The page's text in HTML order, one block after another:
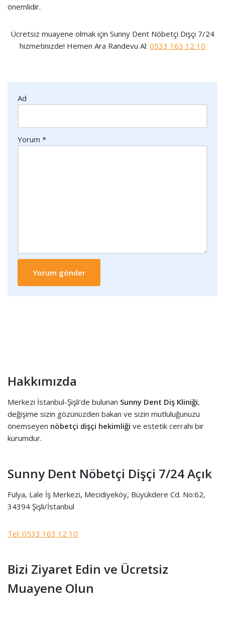
önemlidir.
Ücretsiz muayene olmak için Sunny Dent Nöbetçi Dişçi 7/24
hizmetinizde! Hemen Ara Randevu Al: 0533 163 12 10
Ad
Yorum *
Hakkımızda
Merkezi İstanbul-Şişli’de bulunan Sunny Dent Diş Kliniği,
değişime sizin gözünüzden bakan ve sizin mutluluğunuzu
önemseyen nöbetçi dişçi hekimliği ve estetik cerrahi bir
kurumdur.
Sunny Dent Nöbetçi Dişçi 7/24 Açık
Fulya, Lale İş Merkezi, Mecidiyeköy, Büyükdere Cd. No:62,
34394 Şişli/İstanbul
Tel: 0533 163 12 10
Bizi Ziyaret Edin ve Ücretsiz
Muayene Olun